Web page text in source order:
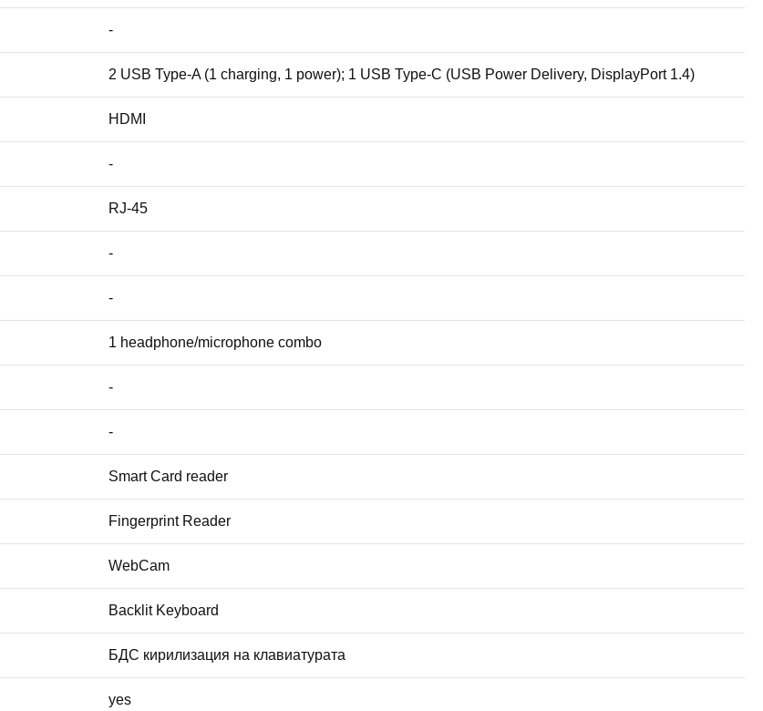
-
2 USB Type-A (1 charging, 1 power); 1 USB Type-C (USB Power Delivery, DisplayPort 1.4)
HDMI
-
RJ-45
-
-
1 headphone/microphone combo
-
-
Smart Card reader
Fingerprint Reader
WebCam
Backlit Keyboard
БДС кирилизация на клавиатурата
yes